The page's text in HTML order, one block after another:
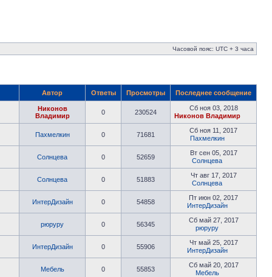
Часовой пояс: UTC + 3 часа
Автор Ответы Просмотры Последнее сообщение
Никонов
Владимир
0 230524
Сб ноя 03, 2018
Никонов Владимир
Пахмелкин 0 71681
Сб ноя 11, 2017
Пахмелкин
Солнцева 0 52659
Вт сен 05, 2017
Солнцева
Солнцева 0 51883
Чт авг 17, 2017
Солнцева
ИнтерДизайн 0 54858
Пт июн 02, 2017
ИнтерДизайн
рюруру 0 56345
Сб май 27, 2017
рюруру
ИнтерДизайн 0 55906
Чт май 25, 2017
ИнтерДизайн
Мебель 0 55853
Сб май 20, 2017
Мебель